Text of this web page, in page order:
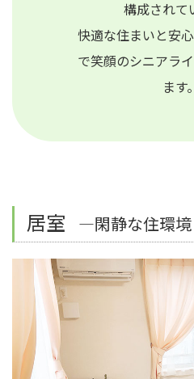
構成されて
快適な住まいと安
で笑顔のシニアラ
ます。
居室 ―閑静な住環